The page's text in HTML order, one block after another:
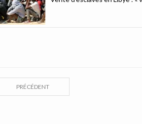
PRÉCÉDENT